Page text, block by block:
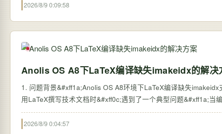
2026/8/9 0:09:58
Anolis OS A8下LaTeX编译缺失imakeidx的解决
1. 问题背景&#xff1a;Anolis OS A8环境下LaTeX编译缺失
用LaTeX撰写技术文档时&#xff0c;遇到了一个典型问题&#xff1a;
2026/8/9 0:04:57